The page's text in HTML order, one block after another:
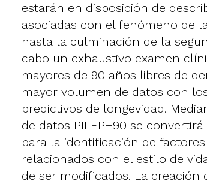
estarán en disposición de
asociadas con el fenómeno de
hasta la culminación de la
cabo un exhaustivo examen
mayores de 90 años libres de
mayor volumen de datos con
predictivos de longevidad.
de datos PILEP+90 se
para la identificación de
relacionados con el estilo de
de ser modificados. La creación